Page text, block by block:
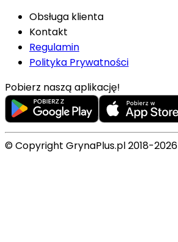
Obsługa klienta
Kontakt
Regulamin
Polityka Prywatności
Pobierz naszą aplikację!
© Copyright GrynaPlus.pl 2018-2026